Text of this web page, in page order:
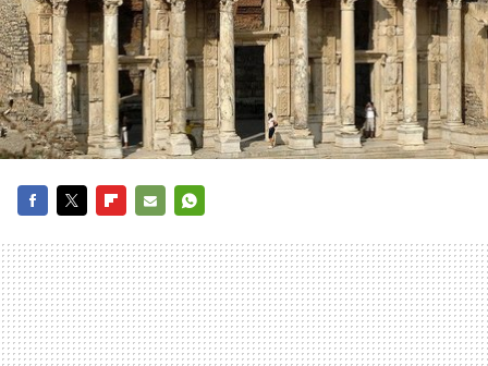
MAIL